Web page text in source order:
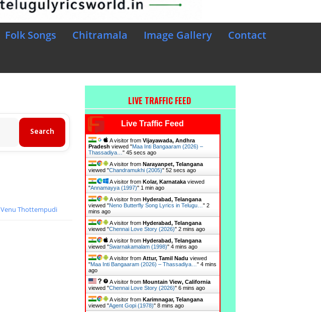
Folk Songs Chitramala Image Gallery
Contact
Venu Thottempudi
LIVE TRAFFIC FEED
Live Traffic Feed
A visitor from Vijayawada, Andhra
Pradesh viewed "Maa Inti Bangaaram (2026) –
Thassadiya… " 46 secs ago
A visitor from Narayanpet, Telangana
viewed "Chandramukhi (2005)" 53 secs ago
A visitor from Kolar, Karnatakaviewed
"Annamayya (1997)" 1 min ago
A visitor from Hyderabad, Telangana
viewed "Neno Butterfly Song Lyrics in Telugu… " 2
mins ago
A visitor from Hyderabad, Telangana
viewed "Chennai Love Story (2026)" 2 mins ago
A visitor from Hyderabad, Telangana
viewed "Swarnakamalam (1998)" 4 mins ago
A visitor from Attur, Tamil Nadu viewed
"Maa Inti Bangaaram (2026) – Thassadiya… " 4 mins
ago
A visitor from Mountain View, California
viewed "Chennai Love Story (2026)" 6 mins ago
A visitor from Karimnagar, Telangana
viewed "Agent Gopi (1978)" 8 mins ago